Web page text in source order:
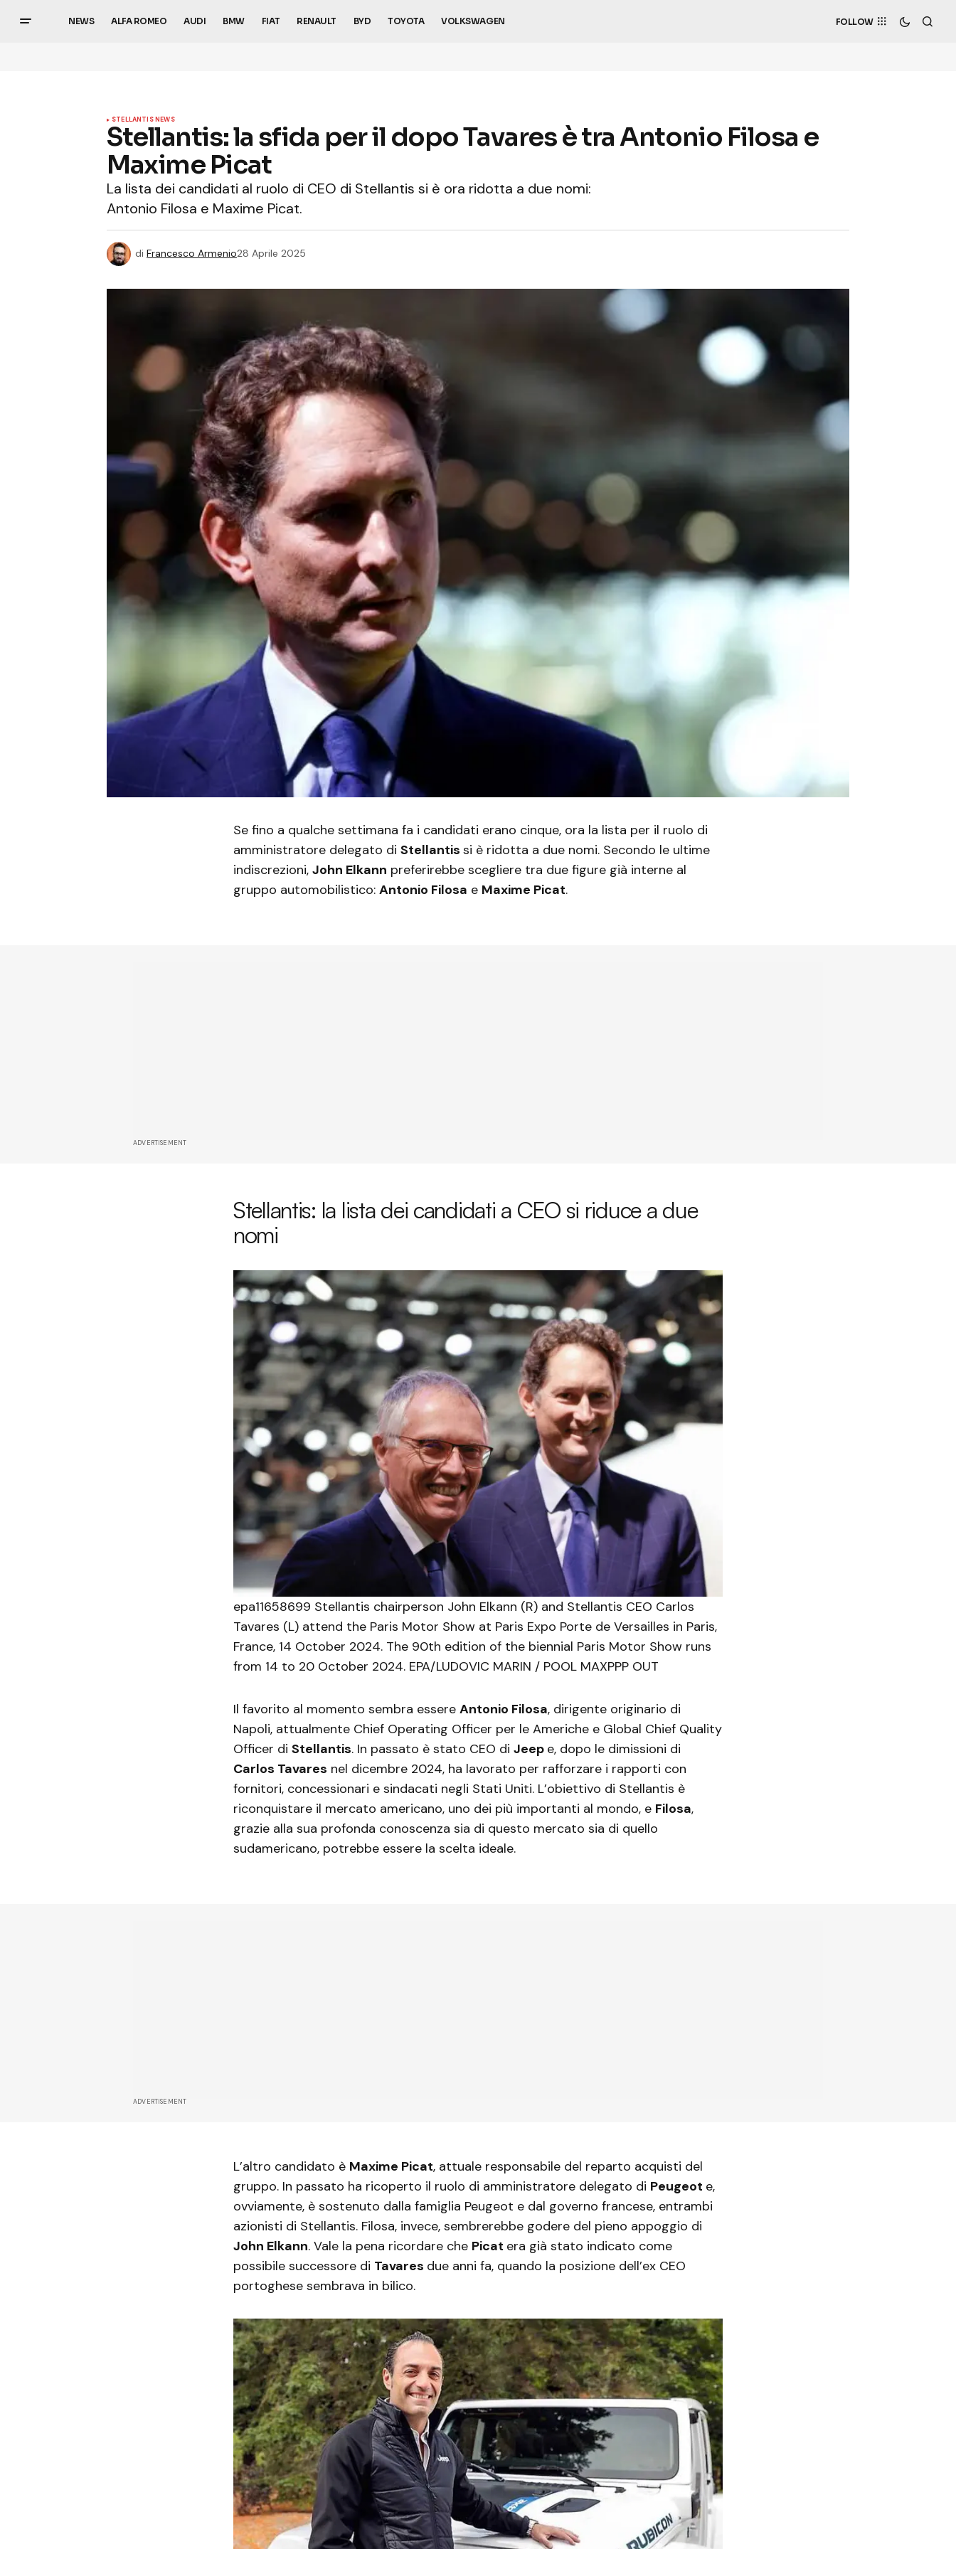
NEWS ALFA ROMEO AUDI BMW FIAT RENAULT BYD TOYOTA VOLKSWAGEN FOLLOW
STELLANTIS NEWS
Stellantis: la sfida per il dopo Tavares è tra Antonio Filosa e
Maxime Picat
La lista dei candidati al ruolo di CEO di Stellantis si è ora ridotta a due nomi:
Antonio Filosa e Maxime Picat.
di Francesco Armenio28 Aprile 2025
Se fino a qualche settimana fa i candidati erano cinque, ora la lista per il ruolo di
amministratore delegato di Stellantis si è ridotta a due nomi. Secondo le ultime
indiscrezioni, John Elkann preferirebbe scegliere tra due figure già interne al
gruppo automobilistico: Antonio Filosa e Maxime Picat.
ADVERTISEMENT
Stellantis: la lista dei candidati a CEO si riduce a due
nomi
epa11658699 Stellantis chairperson John Elkann (R) and Stellantis CEO Carlos
Tavares (L) attend the Paris Motor Show at Paris Expo Porte de Versailles in Paris,
France, 14 October 2024. The 90th edition of the biennial Paris Motor Show runs
from 14 to 20 October 2024. EPA/LUDOVIC MARIN / POOL MAXPPP OUT
Il favorito al momento sembra essere Antonio Filosa, dirigente originario di
Napoli, attualmente Chief Operating Officer per le Americhe e Global Chief Quality
Officer di Stellantis. In passato è stato CEO di Jeep e, dopo le dimissioni di
Carlos Tavares nel dicembre 2024, ha lavorato per rafforzare i rapporti con
fornitori, concessionari e sindacati negli Stati Uniti. L’obiettivo di Stellantis è
riconquistare il mercato americano, uno dei più importanti al mondo, e Filosa,
grazie alla sua profonda conoscenza sia di questo mercato sia di quello
sudamericano, potrebbe essere la scelta ideale.
ADVERTISEMENT
L’altro candidato è Maxime Picat, attuale responsabile del reparto acquisti del
gruppo. In passato ha ricoperto il ruolo di amministratore delegato di Peugeot e,
ovviamente, è sostenuto dalla famiglia Peugeot e dal governo francese, entrambi
azionisti di Stellantis. Filosa, invece, sembrerebbe godere del pieno appoggio di
John Elkann. Vale la pena ricordare che Picat era già stato indicato come
possibile successore di Tavares due anni fa, quando la posizione dell’ex CEO
portoghese sembrava in bilico.